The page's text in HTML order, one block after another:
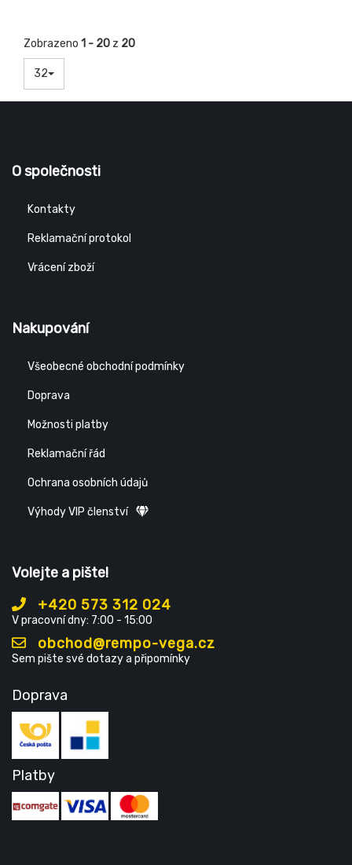
Zobrazeno 1 - 20 z 20
32
O společnosti
Kontakty
Reklamační protokol
Vrácení zboží
Nakupování
Všeobecné obchodní podmínky
Doprava
Možnosti platby
Reklamační řád
Ochrana osobních údajů
Výhody VIP členství
Volejte a pište!
+420 573 312 024
V pracovní dny: 7:00 - 15:00
obchod@rempo-vega.cz
Sem pište své dotazy a připomínky
Doprava
Platby